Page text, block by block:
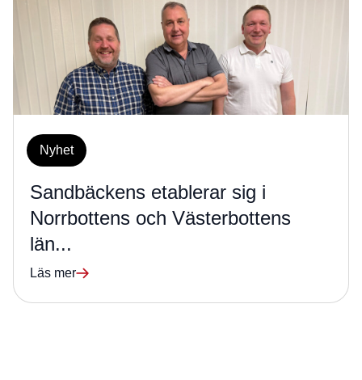
Nyhet
Sandbäckens etablerar sig i
Norrbottens och Västerbottens
län...
Läs mer